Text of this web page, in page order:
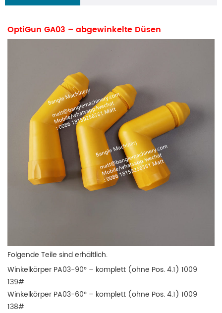
OptiGun GA03 – abgewinkelte Düsen
Folgende Teile sind erhältlich.
Winkelkörper PA03-90° – komplett (ohne Pos. 4.1) 1009
139#
Winkelkörper PA03-60° – komplett (ohne Pos. 4.1) 1009
138#